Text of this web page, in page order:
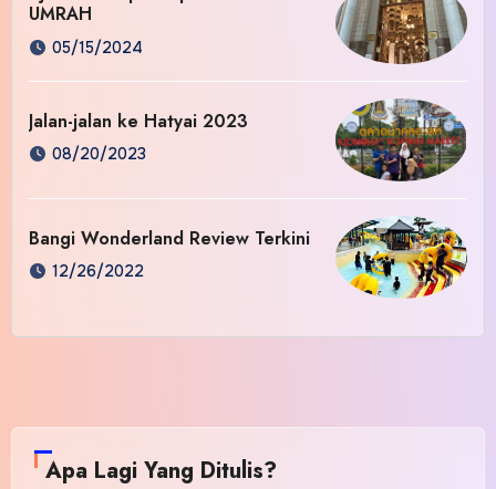
UMRAH
05/15/2024
Jalan-jalan ke Hatyai 2023
08/20/2023
Bangi Wonderland Review Terkini
12/26/2022
Apa Lagi Yang Ditulis?